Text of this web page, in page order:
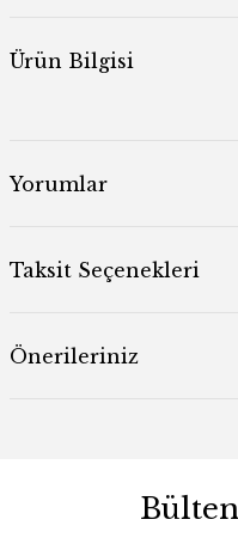
Ürün Bilgisi
Yorumlar
Taksit Seçenekleri
Önerileriniz